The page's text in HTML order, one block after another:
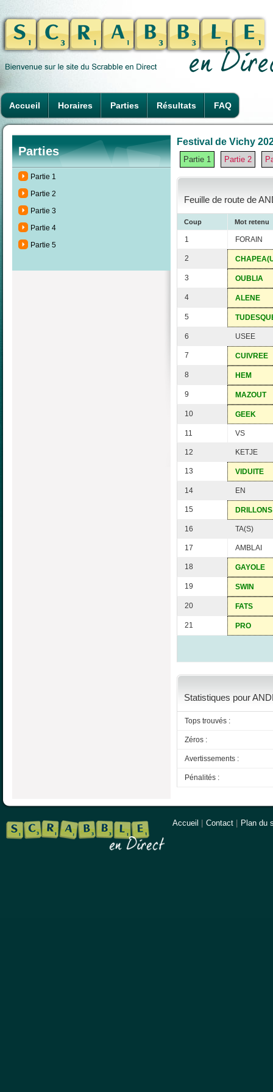
Accueil Horaires Parties Résultats FAQ
Parties
Partie 1
Partie 2
Partie 3
Partie 4
Partie 5
Festival de Vichy
Partie 1 Partie 2
Feuille de route de
Coup Mot retenu
1 FORAIN
2
3 OUBLIA
4 ALENE
5
6 USEE
7 CUIVREE
8 HEM
9 MAZOUT
10 GEEK
11 VS
12 KETJE
13 VIDUITE
14 EN
15 DRILLONS
16 TA(S)
17 AMBLAI
18 GAYOLE
19 SWIN
20 FATS
21 PRO
Statistiques pour
Tops trouvés :
Zéros :
Avertissements :
Pénalités :
Accueil Contact Plan du